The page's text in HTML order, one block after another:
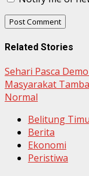
Related Stories
Sehari Pasca
Masyarakat
Normal
Belitung
Berita
Ekonomi
Peristiwa